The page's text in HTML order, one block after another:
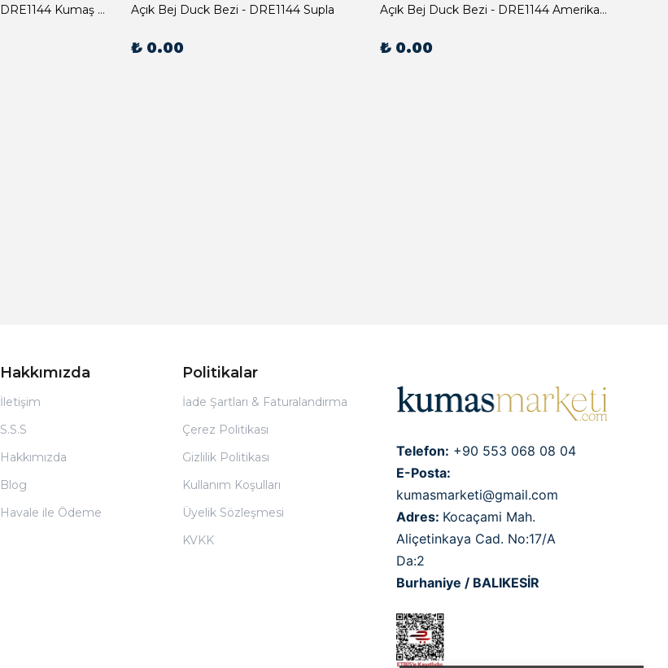
Açık Bej Duck Bezi - DRE1144 Kumaş Peçete Açık Bej Duck Bezi - DRE1144 Supla
₺ 0.00
Açık Bej Duck Bezi - DRE1144 Amerikan Servis
₺ 0.00
Hakkımızda
İletişim
S.S.S
Hakkımızda
Blog
Havale ile Ödeme
Politikalar
İade Şartları & Faturalandırma
Çerez Politikası
Gizlilik Politikası
Kullanım Koşulları
Üyelik Sözleşmesi
KVKK
Telefon: +90 553 068 08 04
E-Posta:
kumasmarketi@gmail.com
Adres: Kocaçami Mah.
Aliçetinkaya Cad. No:17/A
Da:2
Burhaniye / BALIKESİR